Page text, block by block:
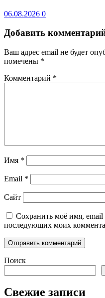
06.08.2026 0
Добавить
Ваш адрес email не будет
помечены *
Комментарий *
Имя *
Email *
Сайт
Сохранить моё имя, email
последующих моих
Поиск
Свежие записи